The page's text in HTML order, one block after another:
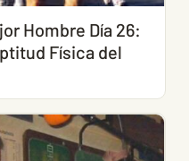
Hombre Día 26:
Física del